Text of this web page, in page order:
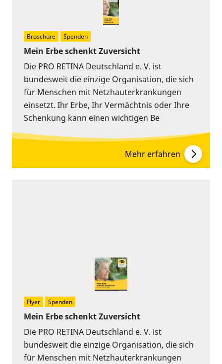
Mein Erbe schenkt Zuversicht
Die PRO RETINA Deutschland e. V. ist
bundesweit die einzige Organisation, die sich
für Menschen mit Netzhauterkrankungen
einsetzt. Ihr Erbe, Ihr Vermächtnis oder Ihre
Schenkung kann einen wichtigen Be
Broschüre Spenden
Mehr erfahren
Mein Erbe schenkt Zuversicht
Die PRO RETINA Deutschland e. V. ist
bundesweit die einzige Organisation, die sich
für Menschen mit Netzhauterkrankungen
Flyer Spenden